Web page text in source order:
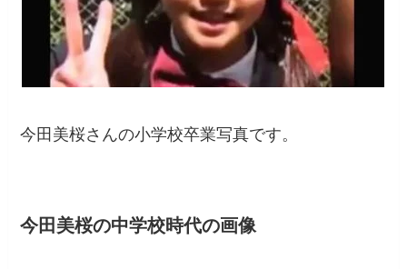
今田美桜さんの小学校卒業写真です。
今田美桜の中学校時代の画像